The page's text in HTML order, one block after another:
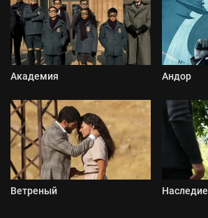
Академия Андор
Ветреный Наследие